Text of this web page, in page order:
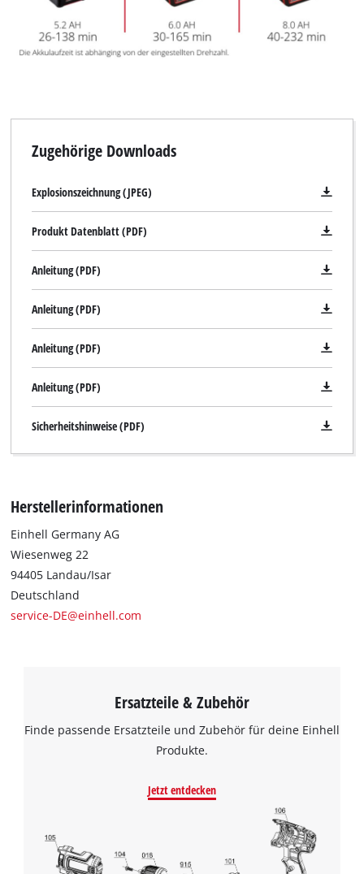
Zugehörige Downloads
Explosionszeichnung (JPEG)
Produkt Datenblatt (PDF)
Anleitung (PDF)
Anleitung (PDF)
Anleitung (PDF)
Anleitung (PDF)
Sicherheitshinweise (PDF)
Herstellerinformationen
Einhell Germany AG
Wiesenweg 22
94405 Landau/Isar
Deutschland
service-DE@einhell.com
Ersatzteile & Zubehör
Finde passende Ersatzteile und Zubehör für deine Einhell
Produkte.
Jetzt entdecken